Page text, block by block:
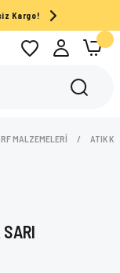
Kargo!
MALZEMELERİ ATIK